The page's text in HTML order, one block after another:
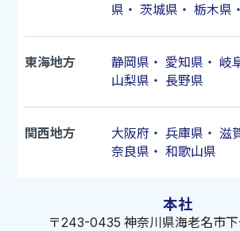
県 ・ 茨城県 ・ 栃木県 ・
東海地方 静岡県 ・ 愛知県 ・ 岐
山梨県 ・ 長野県
関西地方 大阪府 ・ 兵庫県 ・ 滋
奈良県 ・ 和歌山県
本社
〒243-0435 神奈川県海老名市